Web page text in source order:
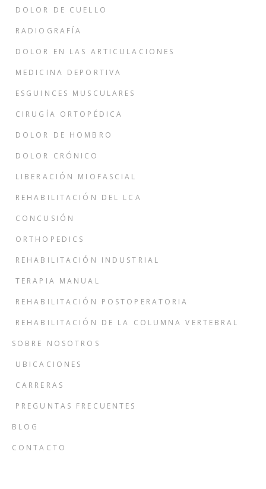
DOLOR DE CUELLO
RADIOGRAFÍA
DOLOR EN LAS ARTICULACIONES
MEDICINA DEPORTIVA
ESGUINCES MUSCULARES
CIRUGÍA ORTOPÉDICA
DOLOR DE HOMBRO
DOLOR CRÓNICO
LIBERACIÓN MIOFASCIAL
REHABILITACIÓN DEL LCA
CONCUSIÓN
ORTHOPEDICS
REHABILITACIÓN INDUSTRIAL
TERAPIA MANUAL
REHABILITACIÓN POSTOPERATORIA
REHABILITACIÓN DE LA COLUMNA VERTEBRAL
SOBRE NOSOTROS
UBICACIONES
CARRERAS
PREGUNTAS FRECUENTES
BLOG
CONTACTO